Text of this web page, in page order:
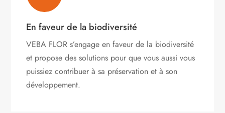
En faveur de la biodiversité
VEBA FLOR s’engageen faveur de la biodiversité
et propose des solutions pour que vous aussi vous
puissiez contribuer à sa préservation et à son
développement.